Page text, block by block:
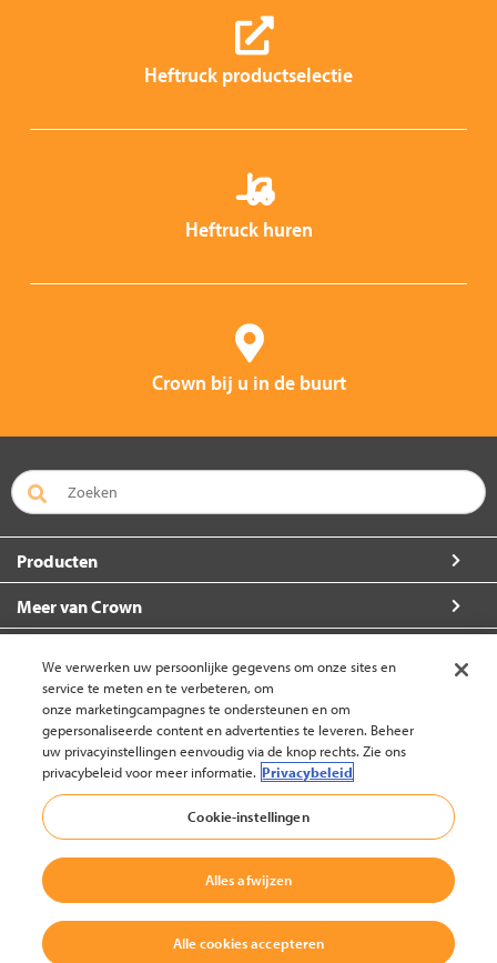
Heftruck productselectie
Heftruck huren
Crown bij u in de buurt
Producten
Meer van Crown
Zo kunt u ons bereiken
België (wijzigen)
Terug naar boven
© 2002-2026 Crown Equipment Corporation
Colofon / Juridische kennisgeving|Privacybeleid voor websites
We verwerken uw persoonlijke gegevens om onze sites en
service te meten en te verbeteren, om
onze marketingcampagnes te ondersteunen en om
gepersonaliseerde content en advertenties te leveren. Beheer
uw privacyinstellingen eenvoudig via de knop rechts. Zie ons
privacybeleid voor meer informatie. Privacybeleid
Cookie-instellingen
Alles afwijzen
Alle cookies accepteren